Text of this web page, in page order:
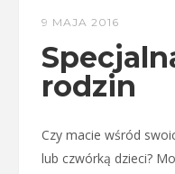
9 MAJA 2016
rodzin
Czy macie wśród
lub czwórką dzieci?